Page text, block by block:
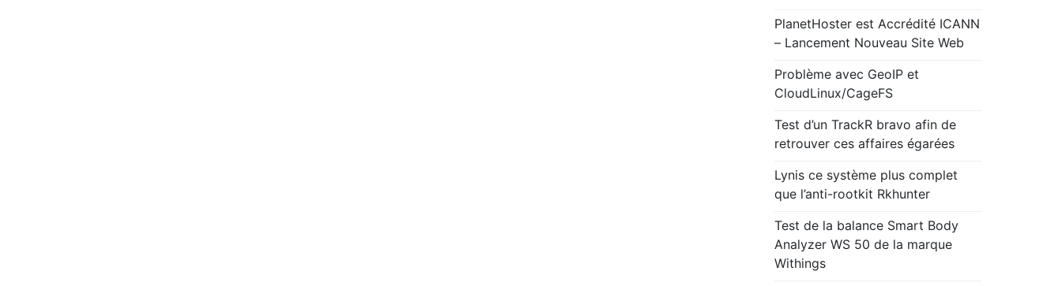
PlanetHoster est Accrédité ICANN
– Lancement Nouveau Site Web
Problème avec GeoIP et
CloudLinux/CageFS
Test d’un TrackR bravo afin de
retrouver ces affaires égarées
Lynis ce système plus complet
que l’anti-rootkit Rkhunter
Test de la balance Smart Body
Analyzer WS 50 de la marque
Withings